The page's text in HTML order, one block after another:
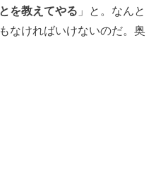
を教えてやる 」と。なんと
なければいけないのだ。奥